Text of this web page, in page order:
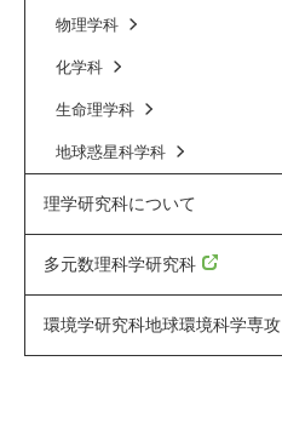
物理学科
化学科
生命理学科
地球惑星科学科
理学研究科について
多元数理科学研究科
環境学研究科地球環境科学専攻